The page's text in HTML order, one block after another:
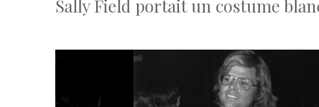
Sally Field portait un costume